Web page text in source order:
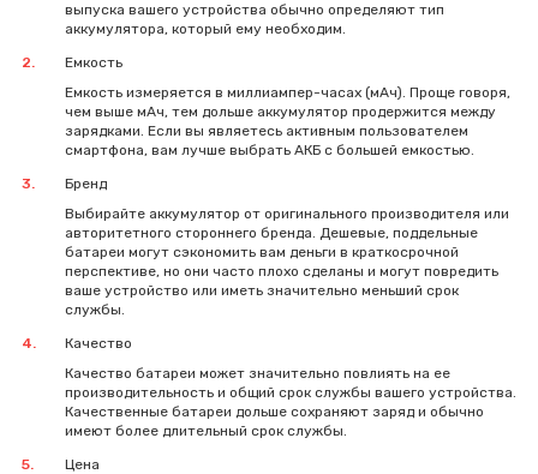
выпуска вашего устройства обычно определяют тип
аккумулятора, который ему необходим.
Емкость
Емкость измеряется в миллиампер-часах (мАч). Проще говоря,
чем выше мАч, тем дольше аккумулятор продержится между
зарядками. Если вы являетесь активным пользователем
смартфона, вам лучше выбрать АКБ с большей емкостью.
Бренд
Выбирайте аккумулятор от оригинального производителя или
авторитетного стороннего бренда. Дешевые, поддельные
батареи могут сэкономить вам деньги в краткосрочной
перспективе, но они часто плохо сделаны и могут повредить
ваше устройство или иметь значительно меньший срок
службы.
Качество
Качество батареи может значительно повлиять на ее
производительность и общий срок службы вашего устройства.
Качественные батареи дольше сохраняют заряд и обычно
имеют более длительный срок службы.
Цена